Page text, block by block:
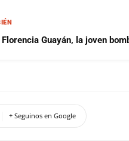
Guayán, la joven
+ Seguinos en Google